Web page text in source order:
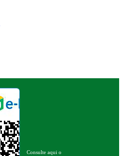
Consulte aqui o